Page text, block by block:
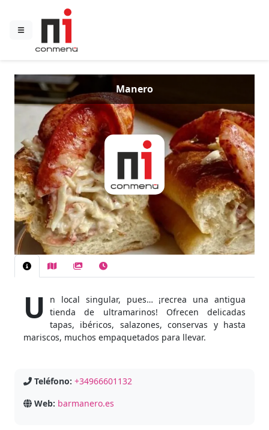
Manero
U
n local singular, pues… ¡recrea una antigua
tienda de ultramarinos! Ofrecen delicadas
tapas, ibéricos, salazones, conservas y hasta
mariscos, muchos empaquetados para llevar.
Teléfono: +34966601132
Web: barmanero.es